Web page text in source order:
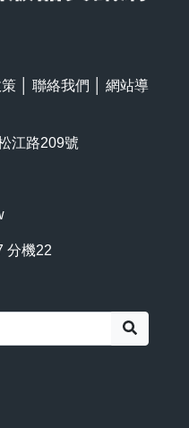
聯絡我們
網站導
江路209號
分機22